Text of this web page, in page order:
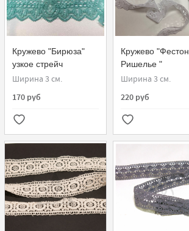
Кружево "Бирюза"
узкое стрейч
Ширина 3 см.
170 руб
Кружево "Фестон
Ришелье "
Ширина 3 см.
220 руб